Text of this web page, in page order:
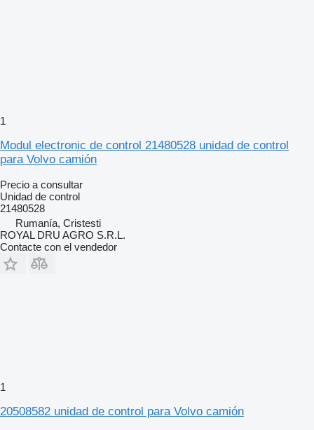
1
Modul electronic de control 21480528 unidad de control
para Volvo camión
Precio a consultar
Unidad de control
21480528
Rumanía, Cristesti
ROYAL DRU AGRO S.R.L.
Contacte con el vendedor
1
20508582 unidad de control para Volvo camión